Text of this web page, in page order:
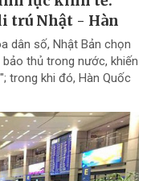
trú Nhật - Hàn
dân số, Nhật Bản chọn
thủ trong nước, khiến
trong khi đó, Hàn Quốc